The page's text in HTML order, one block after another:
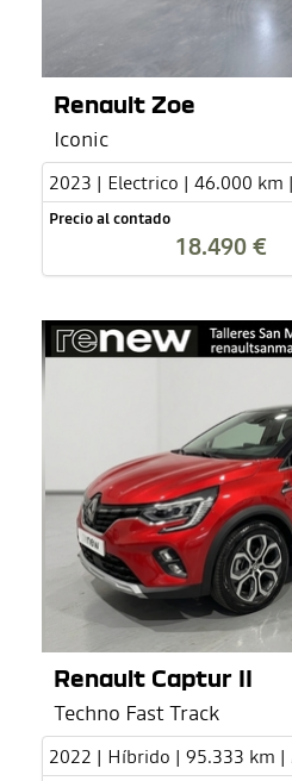
Renault Zoe
Iconic
2023 | Electrico | 46.000 km
Precio al contado
18.490 €
Renault Captur II
Techno Fast Track
2022 | Híbrido | 95.333 km